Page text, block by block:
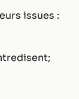
issues :